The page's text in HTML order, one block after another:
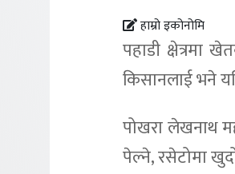
हाम्रो इकोनोमि
पहाडी क्षेत्रमा
किसानलाई भने
पोखरा लेखनाथ
पेल्ने, रसेटोमा